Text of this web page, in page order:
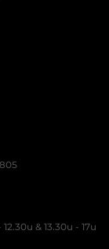
12.30u & 13.30u - 17u